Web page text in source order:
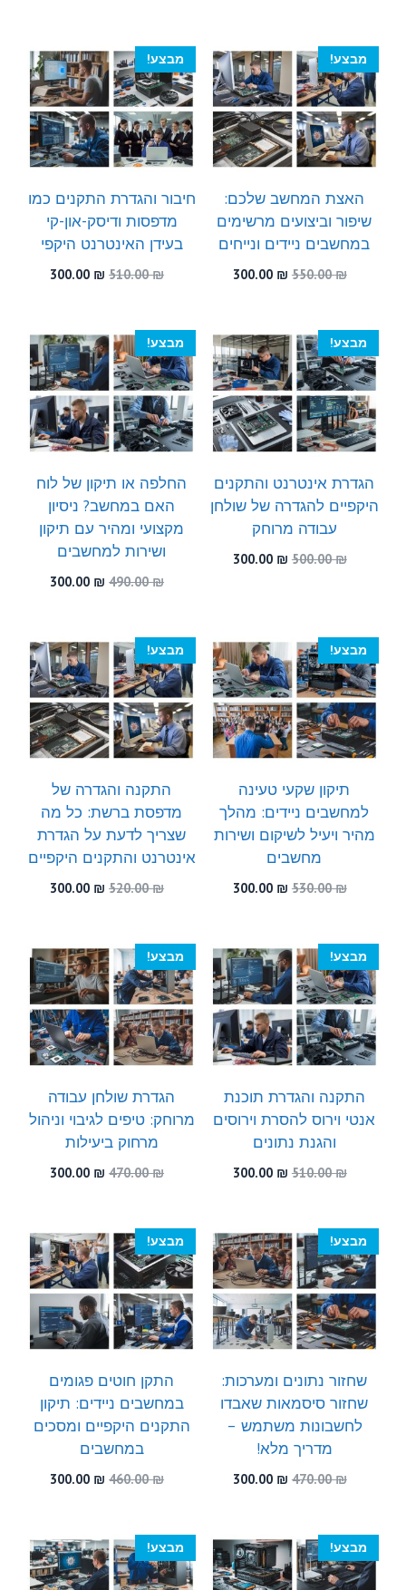
מבצע!
האצת המחשב שלכם:
שיפור וביצועים מרשימים
במחשבים ניידים ונייחים
550.00₪
המחיר
550.00 ₪.
300.00 ₪
300.00 ₪.
מבצע!
חיבור והגדרת התקנים כמו
מדפסות ודיסק-און-קי
בעידן האינטרנט היקפי
510.00₪
המחיר
510.00 ₪.
300.00 ₪
המחיר
300.00 ₪.
מבצע!
הגדרת אינטרנט והתקנים
היקפיים להגדרה של שולחן
עבודה מרוחק
500.00₪
המחיר
300.00 ₪
מבצע!
החלפה או תיקון של לוח
האם במחשב? ניסיון
מקצועי ומהיר עם תיקון
ושירות למחשבים
490.00₪
המחיר
300.00 ₪
המחיר
מבצע!
תיקון שקעי טעינה
למחשבים ניידים: מהלך
מהיר ויעיל לשיקום ושירות
מחשבים
530.00₪
המחיר
530.00 ₪.
300.00 ₪
300.00 ₪.
מבצע!
התקנה והגדרה של
מדפסת ברשת: כל מה
שצריך לדעת על הגדרת
אינטרנט והתקנים היקפיים
520.00₪
המחיר
520.00 ₪.
300.00 ₪
המחיר
300.00 ₪.
מבצע!
התקנה והגדרת תוכנת
אנטי וירוס להסרת וירוסים
והגנת נתונים
510.00₪
המחיר
300.00 ₪
300.00 ₪.
מבצע!
הגדרת שולחן עבודה
מרוחק: טיפים לגיבוי וניהול
מרחוק ביעילות
470.00₪
המחיר
300.00 ₪
המחיר
מבצע!
שחזור נתונים ומערכות:
שחזור סיסמאות שאבדו
לחשבונות משתמש –
מדריך מלא!
470.00₪
המחיר
470.00 ₪.
300.00 ₪
300.00 ₪.
מבצע!
התקן חוטים פגומים
במחשבים ניידים: תיקון
התקנים היקפיים ומסכים
במחשבים
460.00₪
המחיר
460.00 ₪.
300.00 ₪
המחיר
300.00 ₪.
מבצע! מבצע!